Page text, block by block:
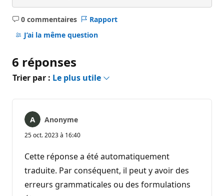
0 commentaires
Aucun
commentaire
Rapport
J’ai la même question
6 réponses
Trier par : Le plus utile
Anonyme
25 oct. 2023 à 16:40
Cette réponse a été automatiquement
traduite. Par conséquent, il peut y avoir des
erreurs grammaticales ou des formulations